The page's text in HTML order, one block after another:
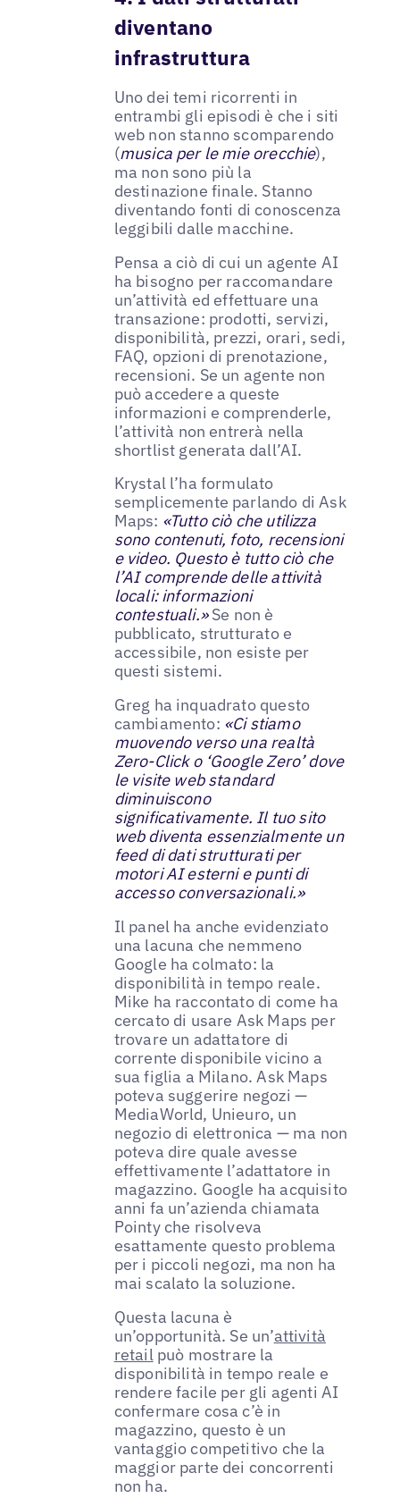
diventano
infrastruttura
Uno dei temi ricorrenti in
entrambi gli episodi è che i siti
web non stanno scomparendo
(musica per le mie orecchie),
ma non sono più la
destinazione finale. Stanno
diventando fonti di conoscenza
leggibili dalle macchine.
Pensa a ciò di cui un agente AI
ha bisogno per raccomandare
un’attività ed effettuare una
transazione: prodotti, servizi,
disponibilità, prezzi, orari, sedi,
FAQ, opzioni di prenotazione,
recensioni. Se un agente non
può accedere a queste
informazioni e comprenderle,
l’attività non entrerà nella
shortlist generata dall’AI.
Krystal l’ha formulato
semplicemente parlando di Ask
Maps: «Tutto ciò che utilizza
sono contenuti, foto, recensioni
e video. Questo è tutto ciò che
l’AI comprende delle attività
locali: informazioni
contestuali.»Se non è
pubblicato, strutturato e
accessibile, non esiste per
questi sistemi.
Greg ha inquadrato questo
cambiamento: «Ci stiamo
muovendo verso una realtà
Zero-Click o ‘Google Zero’ dove
le visite web standard
diminuiscono
significativamente. Il tuo sito
web diventa essenzialmente un
feed di dati strutturati per
motori AI esterni e punti di
accesso conversazionali.»
Il panel ha anche evidenziato
una lacuna che nemmeno
Google ha colmato: la
disponibilità in tempo reale.
Mike ha raccontato di come ha
cercato di usare Ask Maps per
trovare un adattatore di
corrente disponibile vicino a
sua figlia a Milano. Ask Maps
poteva suggerire negozi —
MediaWorld, Unieuro, un
negozio di elettronica — ma non
poteva dire quale avesse
effettivamente l’adattatore in
magazzino. Google ha acquisito
anni fa un’azienda chiamata
Pointy che risolveva
esattamente questo problema
per i piccoli negozi, ma non ha
mai scalato la soluzione.
Questa lacuna è
un’opportunità. Se un’attività
retailpuò mostrare la
disponibilità in tempo reale e
rendere facile per gli agenti AI
confermare cosa c’è in
magazzino, questo è un
vantaggio competitivo che la
maggior parte dei concorrenti
non ha.